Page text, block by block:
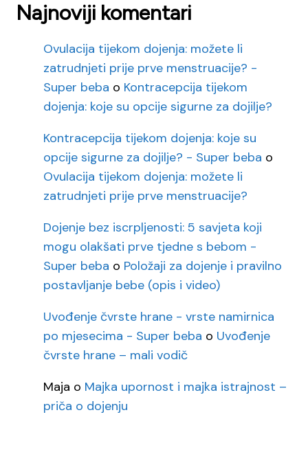
Najnoviji komentari
Ovulacija tijekom dojenja: možete li
zatrudnjeti prije prve menstruacije? -
Super beba o Kontracepcija tijekom
dojenja: koje su opcije sigurne za dojilje?
Kontracepcija tijekom dojenja: koje su
opcije sigurne za dojilje? - Super beba o
Ovulacija tijekom dojenja: možete li
zatrudnjeti prije prve menstruacije?
Dojenje bez iscrpljenosti: 5 savjeta koji
mogu olakšati prve tjedne s bebom -
Super beba o Položaji za dojenje i pravilno
postavljanje bebe (opis i video)
Uvođenje čvrste hrane - vrste namirnica
po mjesecima - Super beba o Uvođenje
čvrste hrane – mali vodič
Maja o Majka upornost i majka istrajnost –
priča o dojenju